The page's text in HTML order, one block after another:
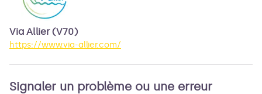
Via Allier (V70)
https://www.via-allier.com/
Signaler un problème ou une erreur